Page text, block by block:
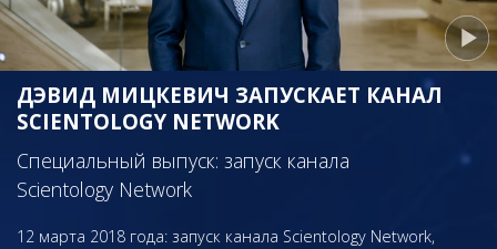
ДЭВИД МИЦКЕВИЧ ЗАПУСКАЕТ КАНАЛ
SCIENTOLOGY NETWORK
Специальный выпуск: запуск канала
Scientology Network
12 марта 2018 года: запуск канала Scientology Network,